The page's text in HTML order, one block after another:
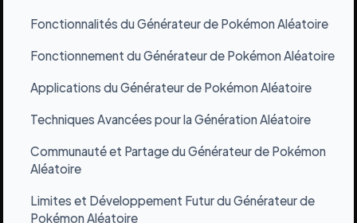
Fonctionnalités du Générateur de Pokémon Aléatoire
Fonctionnement du Générateur de Pokémon Aléatoire
Applications du Générateur de Pokémon Aléatoire
Techniques Avancées pour la Génération Aléatoire
Communauté et Partage du Générateur de Pokémon
Aléatoire
Limites et Développement Futur du Générateur de
Pokémon Aléatoire